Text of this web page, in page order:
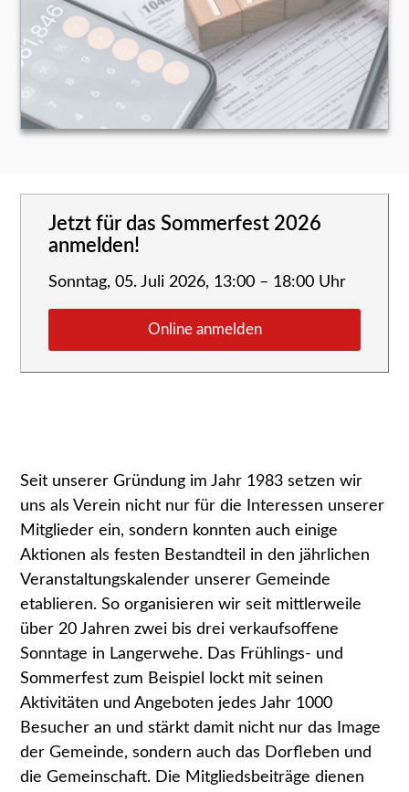
Jetzt für das Sommerfest 2026
anmelden!
Sonntag, 05. Juli 2026, 13:00 – 18:00 Uhr
Online anmelden
Seit unserer Gründung im Jahr 1983 setzen wir
uns als Verein nicht nur für die Interessen unserer
Mitglieder ein, sondern konnten auch einige
Aktionen als festen Bestandteil in den jährlichen
Veranstaltungskalender unserer Gemeinde
etablieren. So organisieren wir seit mittlerweile
über 20 Jahren zwei bis drei verkaufsoffene
Sonntage in Langerwehe. Das Frühlings- und
Sommerfest zum Beispiel lockt mit seinen
Aktivitäten und Angeboten jedes Jahr 1000
Besucher an und stärkt damit nicht nur das Image
der Gemeinde, sondern auch das Dorfleben und
die Gemeinschaft. Die Mitgliedsbeiträge dienen